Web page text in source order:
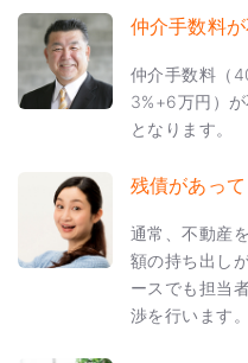
仲介手数料が
仲介手数料（
3%+6万円）
となります。
残債があっ
通常、不動産
額の持ち出し
ースでも担当
渉を行います。